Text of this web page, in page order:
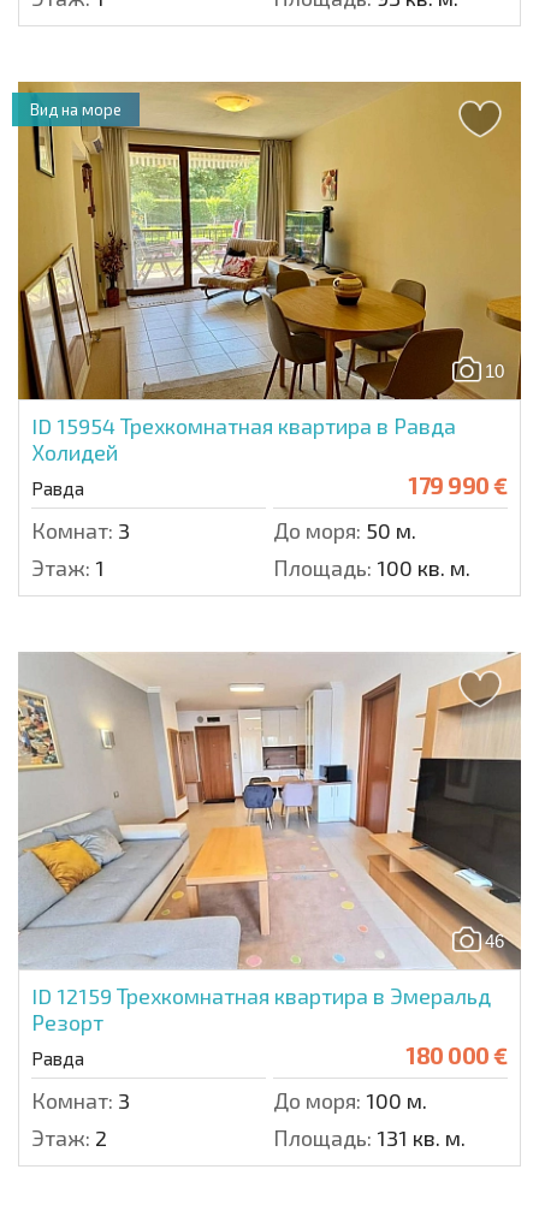
10
ID 15954Трехкомнатная квартира в Равда
Холидей
Равда 179 990 €
Комнат: 3 До моря: 50 м.
Этаж: 1 Площадь: 100 кв. м.
Вид на море
46
ID 12159 Трехкомнатная квартира в Эмеральд
Резорт
Равда 180 000 €
Комнат: 3 До моря: 100 м.
Этаж: 2 Площадь: 131 кв. м.